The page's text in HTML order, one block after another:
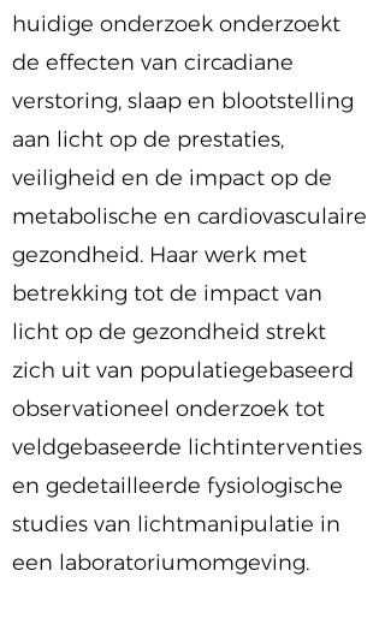
huidige onderzoek onderzoekt
de effecten van circadiane
verstoring, slaap en blootstelling
aan licht op de prestaties,
veiligheid en de impact op de
metabolische en cardiovasculaire
gezondheid. Haar werk met
betrekking tot de impact van
licht op de gezondheid strekt
zich uit van populatiegebaseerd
observationeel onderzoek tot
veldgebaseerde lichtinterventies
en gedetailleerde fysiologische
studies van lichtmanipulatie in
een laboratoriumomgeving.